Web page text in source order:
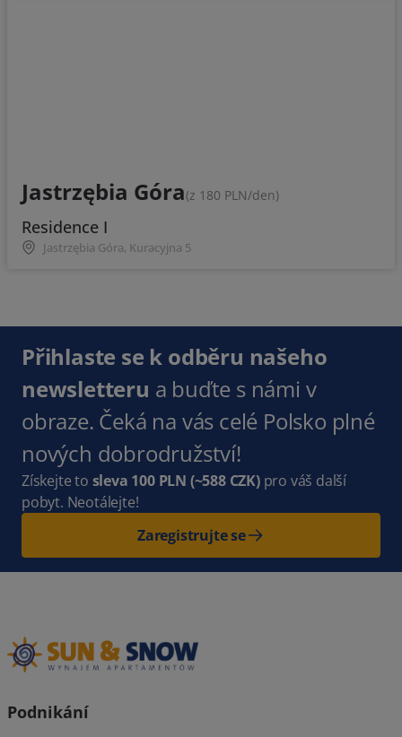
Jastrzębia Góra(z 180 PLN/den)
Residence I
Jastrzębia Góra, Kuracyjna 5
Přihlaste se k odběru našeho
newsletteru a buďte s námi v
obraze. Čeká na vás celé Polsko plné
nových dobrodružství!
Získejte to sleva 100 PLN (~588 CZK) pro váš další
pobyt. Neotálejte!
Zaregistrujte se
Podnikání